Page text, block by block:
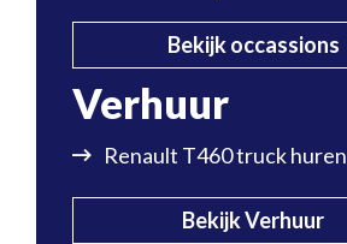
Bekijk occassions
Verhuur
Renault T460 truck huren
Bekijk Verhuur